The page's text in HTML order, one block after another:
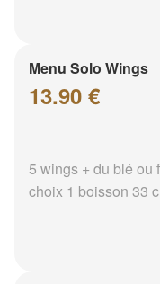
Menu Solo Wings
13.90 €
5 wings + du blé ou
choix 1 boisson 33